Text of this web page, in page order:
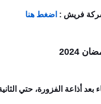
اضغط هنا
بعد أذاعة الفزورة، حتي